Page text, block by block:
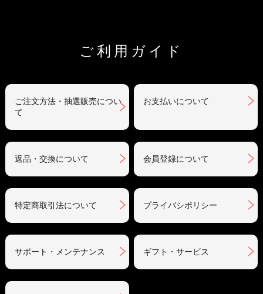
ご利用ガイド
ご注文方法・抽選販売につい
て
お支払いについて
返品・交換について 会員登録について
特定商取引法について プライバシポリシー
サポート・メンテナンス ギフト・サービス